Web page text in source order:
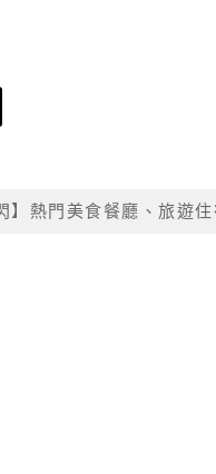
】熱門美食餐廳、旅遊